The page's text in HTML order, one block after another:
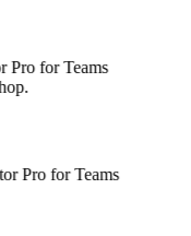
for Teams
Pro for Teams